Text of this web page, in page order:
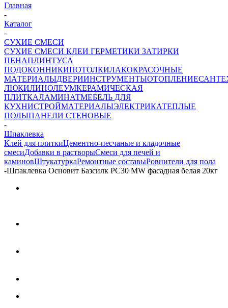
Главная
-
Каталог
-
СУХИЕ СМЕСИ
СУХИЕ СМЕСИ КЛЕИ ГЕРМЕТИКИ ЗАТИРКИ
ПЕНАПЛИНТУСА
ПОДОКОННИКИПОТОЛКИЛАКОКРАСОЧНЫЕ
МАТЕРИАЛЫДВЕРИИНСТРУМЕНТЫОТОПЛЕНИЕ
ЛЮКИЛИНОЛЕУМКЕРАМИЧЕСКАЯ
ПЛИТКАЛАМИНАТМЕБЕЛЬ ДЛЯ
КУХНИСТРОЙМАТЕРИАЛЫЭЛЕКТРИКАТЕПЛЫЕ
ПОЛЫПАНЕЛИ СТЕНОВЫЕ
-
Шпаклевка
Клей для плиткиЦементно-песчаные и кладочные
смесиДобавки в растворыСмеси для печей и
каминовШтукатуркаРемонтные составыРовнители для пола
-Шпаклевка Основит Базсилк PC30 MW фасадная белая 20кг